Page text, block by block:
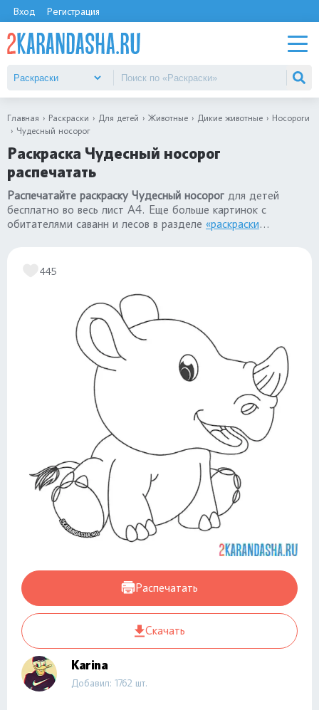
Вход Регистрация
Главная Раскраски Для детей Животные Дикие животные
Носороги
Чудесный носорог
Раскраска Чудесный носорог
распечатать
Распечатайте раскраску Чудесный носорог для детей
бесплатно во весь лист А4. Еще больше картинок с
обитателями саванн и лесов в разделе «раскраски
445
Распечатать
Скачать
Karina
Добавил: 1762 шт.